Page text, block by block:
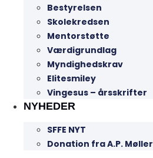
Bestyrelsen
Skolekredsen
Mentorstøtte
Værdigrundlag
Myndighedskrav
Elitesmiley
Vingesus – årsskrifter
NYHEDER
SFFE NYT
Donation fra A.P. Møller